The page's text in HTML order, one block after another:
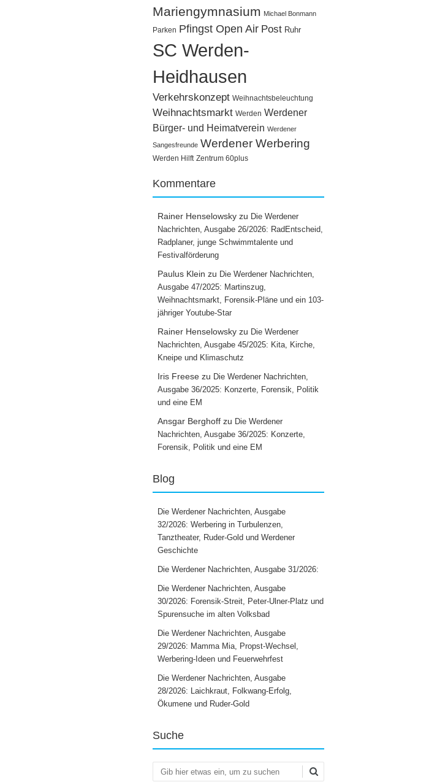
Mariengymnasium Michael Bonmann
Parken Pfingst Open Air Post Ruhr
SC Werden-
Heidhausen
Verkehrskonzept Weihnachtsbeleuchtung
Weihnachtsmarkt Werden Werdener
Bürger- und Heimatverein Werdener
Sangesfreunde Werdener Werbering
Werden Hilft Zentrum 60plus
Kommentare
Rainer Henselowsky zu Die Werdener
Nachrichten, Ausgabe 26/2026: RadEntscheid,
Radplaner, junge Schwimmtalente und
Festivalförderung
Paulus Klein zu Die Werdener Nachrichten,
Ausgabe 47/2025: Martinszug,
Weihnachtsmarkt, Forensik-Pläne und ein 103-
jähriger Youtube-Star
Rainer Henselowsky zu Die Werdener
Nachrichten, Ausgabe 45/2025: Kita, Kirche,
Kneipe und Klimaschutz
Iris Freese zu Die Werdener Nachrichten,
Ausgabe 36/2025: Konzerte, Forensik, Politik
und eine EM
Ansgar Berghoff zu Die Werdener
Nachrichten, Ausgabe 36/2025: Konzerte,
Forensik, Politik und eine EM
Blog
Die Werdener Nachrichten, Ausgabe
32/2026: Werbering in Turbulenzen,
Tanztheater, Ruder-Gold und Werdener
Geschichte
Die Werdener Nachrichten, Ausgabe 31/2026:
Die Werdener Nachrichten, Ausgabe
30/2026: Forensik-Streit, Peter-Ulner-Platz und
Spurensuche im alten Volksbad
Die Werdener Nachrichten, Ausgabe
29/2026: Mamma Mia, Propst-Wechsel,
Werbering-Ideen und Feuerwehrfest
Die Werdener Nachrichten, Ausgabe
28/2026: Laichkraut, Folkwang-Erfolg,
Ökumene und Ruder-Gold
Suche
Suchen